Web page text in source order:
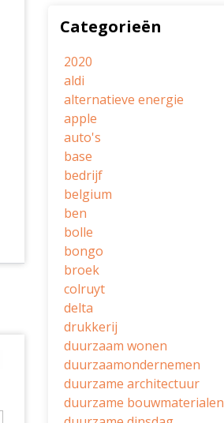
Categorieën
2020
aldi
alternatieve energie
apple
auto's
base
bedrijf
belgium
ben
bolle
bongo
broek
colruyt
delta
drukkerij
duurzaam wonen
duurzaamondernemen
duurzame architectuur
duurzame bouwmaterialen